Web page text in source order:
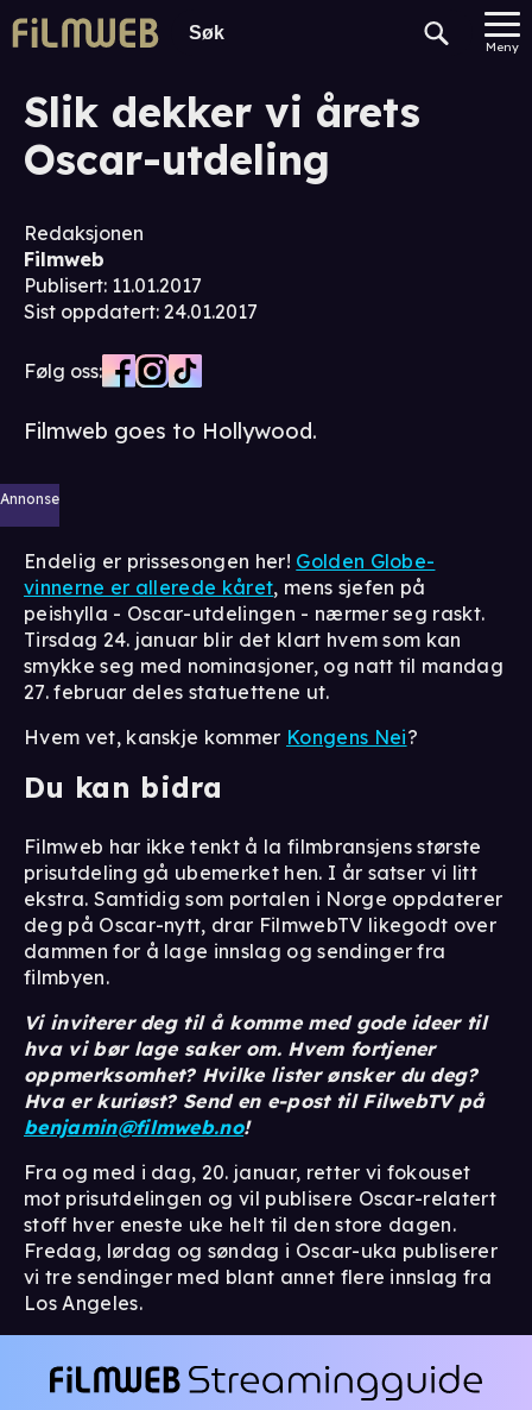
Meny
Slik dekker vi årets
Oscar-utdeling
Redaksjonen
Filmweb
Publisert: 11.01.2017
Sist oppdatert: 24.01.2017
Følg oss:
Filmweb goes to Hollywood.
Annonse
Endelig er prissesongen her! Golden Globe-
vinnerne er allerede kåret, mens sjefen på
peishylla - Oscar-utdelingen - nærmer seg raskt.
Tirsdag 24. januar blir det klart hvem som kan
smykke seg med nominasjoner, og natt til mandag
27. februar deles statuettene ut.
Hvem vet, kanskje kommer Kongens Nei?
Du kan bidra
Filmweb har ikke tenkt å la filmbransjens største
prisutdeling gå ubemerket hen. I år satser vi litt
ekstra. Samtidig som portalen i Norge oppdaterer
deg på Oscar-nytt, drar FilmwebTV likegodt over
dammen for å lage innslag og sendinger fra
filmbyen.
Vi inviterer deg til å komme med gode ideer til
hva vi bør lage saker om. Hvem fortjener
oppmerksomhet? Hvilke lister ønsker du deg?
Hva er kuriøst? Send en e-post til FilwebTV på
benjamin@filmweb.no!
Fra og med i dag, 20. januar, retter vi fokouset
mot prisutdelingen og vil publisere Oscar-relatert
stoff hver eneste uke helt til den store dagen.
Fredag, lørdag og søndag i Oscar-uka publiserer
vi tre sendinger med blant annet flere innslag fra
Los Angeles.